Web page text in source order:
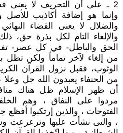
2 ـ على أن التحريف لا يعنى
وإنما هو إضافة أكاذيب
والضلال لا يعنى القضاء
والإلغاء التام لكل بذرة حق،
الحق والباطل- في كل عصر-
من إلغاء لآخر تماماً ولكن تظل
الوثوب، فقبل نزول القرآن
من الحنفاء يعبدون الله جل وعلا
أن ظهر الإسلام ظل هناك
مردوا على النفاق ، وهم
الفتوحات ، والذين إرتكبوا
، والتى نشأت عليها وترعرعت